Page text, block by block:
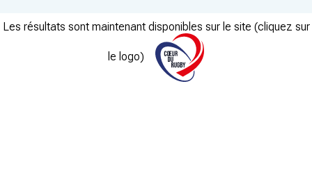
Les résultats sont maintenant disponibles sur le site (cliquez sur
le logo)